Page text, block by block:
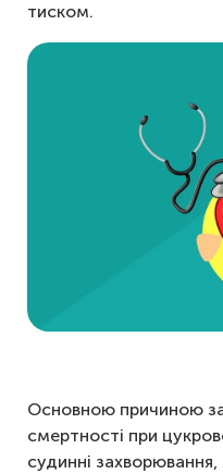
тиском.
Основною причиною
смертності при
судинні